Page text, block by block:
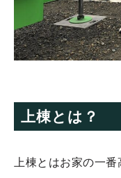
上棟とは？
上棟とはお家の一